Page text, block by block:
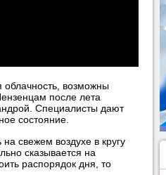
возможны
после лета
Специалисты дают
состояние.
свежем воздухе в кругу
сказывается на
распорядок дня, то